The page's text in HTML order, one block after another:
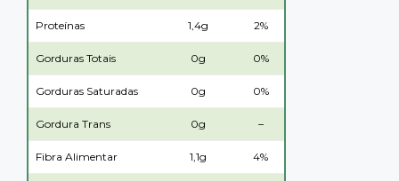
Proteínas 1,4g 2%
Gorduras Totais 0g 0%
Gorduras Saturadas 0g 0%
Gordura Trans 0g –
Fibra Alimentar 1,1g 4%